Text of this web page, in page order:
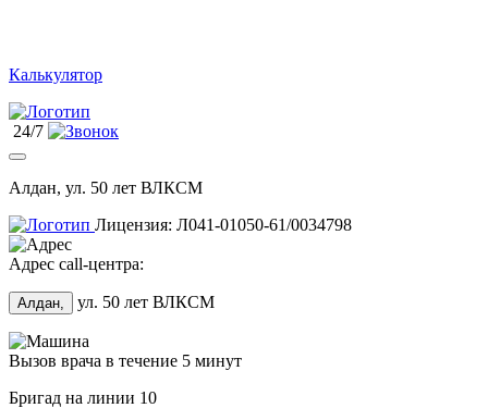
Калькулятор
24/7
Алдан, ул. 50 лет ВЛКСМ
Лицензия: Л041-01050-61/0034798
Адрес call-центра:
Алдан, ул. 50 лет ВЛКСМ
Вызов врача в течение 5 минут
Бригад на линии 10